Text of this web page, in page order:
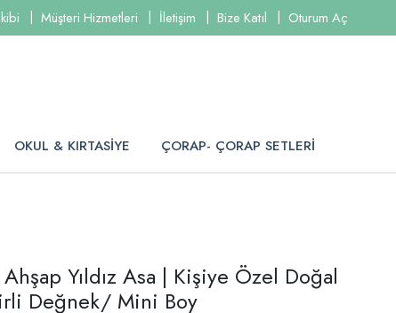
Müşteri Hizmetleri İletişim Bize Katıl Oturum Aç
OKUL & KIRTASİYE ÇORAP- ÇORAP SETLERİ
Yıldız Asa | Kişiye Özel Doğal
Değnek/ Mini Boy